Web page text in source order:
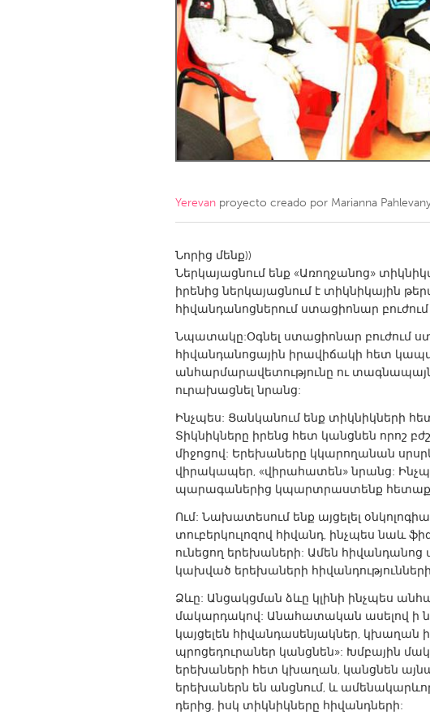
Amherstburg
Kingston
Ottawa
South Shore
MALAYSIA
Kuala Lumpur
NETHERLANDS
QATAR
Qatar
SINGAPORE
UNITED KINGDOM
Glasgow
UNITED STATES
Ann Arbor, MI
Austin, TX
Cass Clay
Chicago, IL
Gainesville, FL
Georgetown, MA
Key West, FL
Los Angeles, CA
Newburyport, MA
North Minneapolis, MN
Philadelphia, PA
Pittsburgh, PA
Rockport, MA
San Antonio, TX
Seattle, WA
South Bend, IN
Westminster, MD
Yerevan proyecto creado por Marianna
Նորից մենք))
Ներկայացնում ենք «Առողջանոց»
իրենից ներկայացնում է տիկնիկային
հիվանդանոցներում ստացիոնար
Նպատակը:Օգնել ստացիոնար բուժում
հիվանդանոցային իրավիճակի հետ
անհարմարավետությունը ու
ուրախացնել նրանց:
Ինչպես: Ցանկանում ենք տիկնիկների
Տիկնիկները իրենց հետ կանցնեն որոշ
միջոցով: Երեխաները կկարողանան
վիրակապեր, «վիրահատեն» նրանց:
պարագաներից կպարտրաստենք
Ում: Նախատեսում ենք այցելել
տուբերկուլոզով հիվանդ, ինչպես նաև
ունեցող երեխաների: Ամեն հիվանդանոց
կախված երեխաների
Ձևը: Անցակցման ձևը կլինի ինչպես
մակարդակով: Անահատական ասելով ի
կայցելեն հիվանդասենյակներ, կխաղան
պրոցեդուրաներ կանցնեն»: Խմբային
երեխաների հետ կխաղան, կանցնեն
երեխաներն են անցնում, և
դերից, իսկ տիկնիկները հիվանդների: